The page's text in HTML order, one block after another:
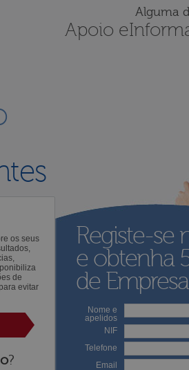
Alguma
Apoio
Registe-se
e obtenha
de
Nome e
apelidos
NIF
Telefone
Email
os seus
de
evitar
?